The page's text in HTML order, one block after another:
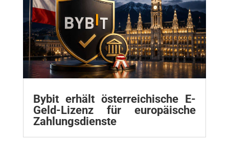
Bybit erhält österreichische E-
Geld-Lizenz für europäische
Zahlungsdienste